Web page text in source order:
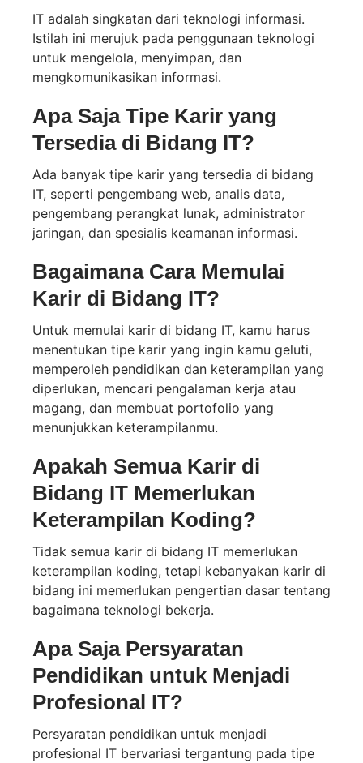
IT adalah singkatan dari teknologi informasi.
Istilah ini merujuk pada penggunaan teknologi
untuk mengelola, menyimpan, dan
mengkomunikasikan informasi.
Apa Saja Tipe Karir yang
Tersedia di Bidang IT?
Ada banyak tipe karir yang tersedia di bidang
IT, seperti pengembang web, analis data,
pengembang perangkat lunak, administrator
jaringan, dan spesialis keamanan informasi.
Bagaimana Cara Memulai
Karir di Bidang IT?
Untuk memulai karir di bidang IT, kamu harus
menentukan tipe karir yang ingin kamu geluti,
memperoleh pendidikan dan keterampilan yang
diperlukan, mencari pengalaman kerja atau
magang, dan membuat portofolio yang
menunjukkan keterampilanmu.
Apakah Semua Karir di
Bidang IT Memerlukan
Keterampilan Koding?
Tidak semua karir di bidang IT memerlukan
keterampilan koding, tetapi kebanyakan karir di
bidang ini memerlukan pengertian dasar tentang
bagaimana teknologi bekerja.
Apa Saja Persyaratan
Pendidikan untuk Menjadi
Profesional IT?
Persyaratan pendidikan untuk menjadi
profesional IT bervariasi tergantung pada tipe